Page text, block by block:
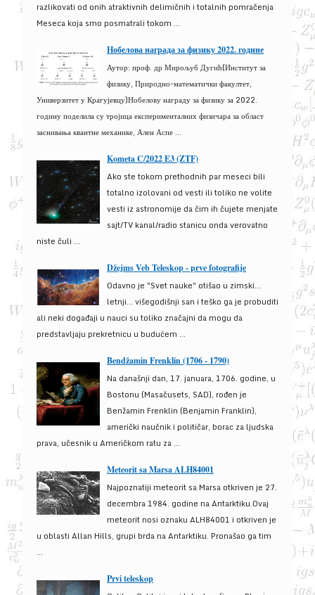
razlikovati od onih atraktivnih delimičnih i totalnih pomračenja
Meseca koja smo posmatrali tokom ...
Нобелова награда за физику 2022. године
Аутор: проф. др Мирољуб Дугић(Институт за
физику, Природно-математички факултет,
Универзитет у Крагујевцу)Нобелову награду за физику за 2022.
годину поделила су тројица експерименталних физичара за област
заснивања квантне механике, Ален Аспе ...
Kometa C/2022 E3 (ZTF)
Ako ste tokom prethodnih par meseci bili
totalno izolovani od vesti ili toliko ne volite
vesti iz astronomije da čim ih čujete menjate
sajt/TV kanal/radio stanicu onda verovatno
niste čuli ...
Džejms Veb Teleskop - prve fotografije
Odavno je "Svet nauke" otišao u zimski...
letnji... višegodišnji san i teško ga je probuditi
ali neki događaji u nauci su toliko značajni da mogu da
predstavljaju prekretnicu u budućem ...
Bendžamin Frenklin (1706 - 1790)
Na današnji dan, 17. januara, 1706. godine, u
Bostonu (Masačusets, SAD), rođen je
Benžamin Frenklin (Benjamin Franklin),
američki naučnik i političar, borac za ljudska
prava, učesnik u Američkom ratu za ...
Meteorit sa Marsa ALH84001
Najpoznatiji meteorit sa Marsa otkriven je 27.
decembra 1984. godine na Antarktiku.Ovaj
meteorit nosi oznaku ALH84001 i otkriven je
u oblasti Allan Hills, grupi brda na Antarktiku. Pronašao ga tim
...
Prvi teleskop